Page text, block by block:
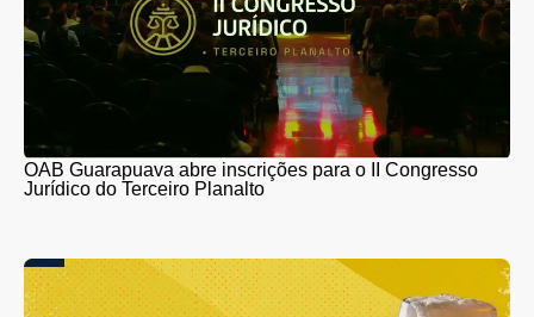
OAB Guarapuava abre inscrições para o II Congresso
Jurídico do Terceiro Planalto